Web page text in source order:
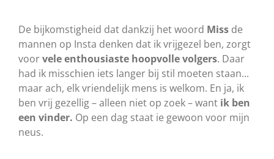
De bijkomstigheid dat dankzij het woord Miss de
mannen op Insta denken dat ik vrijgezel ben, zorgt
voorvele enthousiaste hoopvolle volgers. Daar
had ik misschien iets langer bij stil moeten staan...
maar ach, elk vriendelijk mens is welkom. En ja, ik
ben vrij gezellig – alleen niet op zoek – want ik ben
een vinder. Op een dag staat ie gewoon voor mijn
neus.